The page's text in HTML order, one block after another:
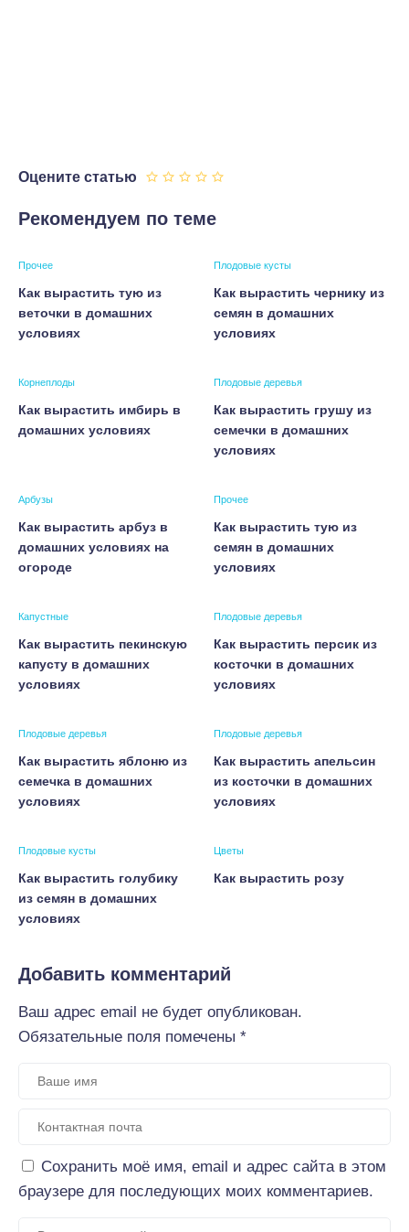
Оцените статью
Рекомендуем по теме
Прочее
Как вырастить тую из
веточки в домашних
условиях
Плодовые кусты
Как вырастить чернику из
семян в домашних
условиях
Корнеплоды
Как вырастить имбирь в
домашних условиях
Плодовые деревья
Как вырастить грушу из
семечки в домашних
условиях
Арбузы
Как вырастить арбуз в
домашних условиях на
огороде
Прочее
Как вырастить тую из
семян в домашних
условиях
Капустные
Как вырастить пекинскую
капусту в домашних
условиях
Плодовые деревья
Как вырастить персик из
косточки в домашних
условиях
Плодовые деревья
Как вырастить яблоню из
семечка в домашних
условиях
Плодовые деревья
Как вырастить апельсин
из косточки в домашних
условиях
Плодовые кусты
Как вырастить голубику
из семян в домашних
условиях
Цветы
Как вырастить розу
Добавить комментарий
Ваш адрес email не будет опубликован.
Обязательные поля помечены *
Сохранить моё имя, email и адрес сайта в этом
браузере для последующих моих комментариев.